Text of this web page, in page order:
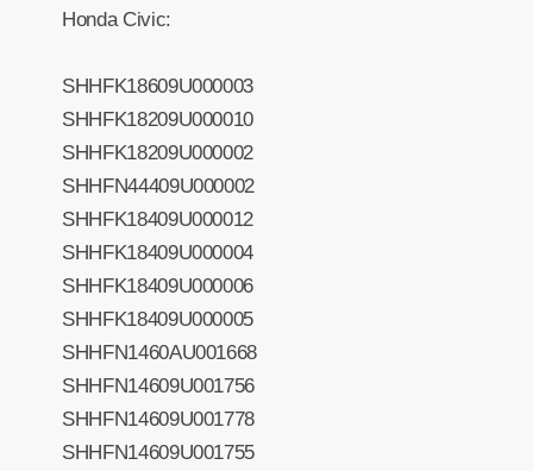
Honda Civic:
SHHFK18609U000003
SHHFK18209U000010
SHHFK18209U000002
SHHFN44409U000002
SHHFK18409U000012
SHHFK18409U000004
SHHFK18409U000006
SHHFK18409U000005
SHHFN1460AU001668
SHHFN14609U001756
SHHFN14609U001778
SHHFN14609U001755